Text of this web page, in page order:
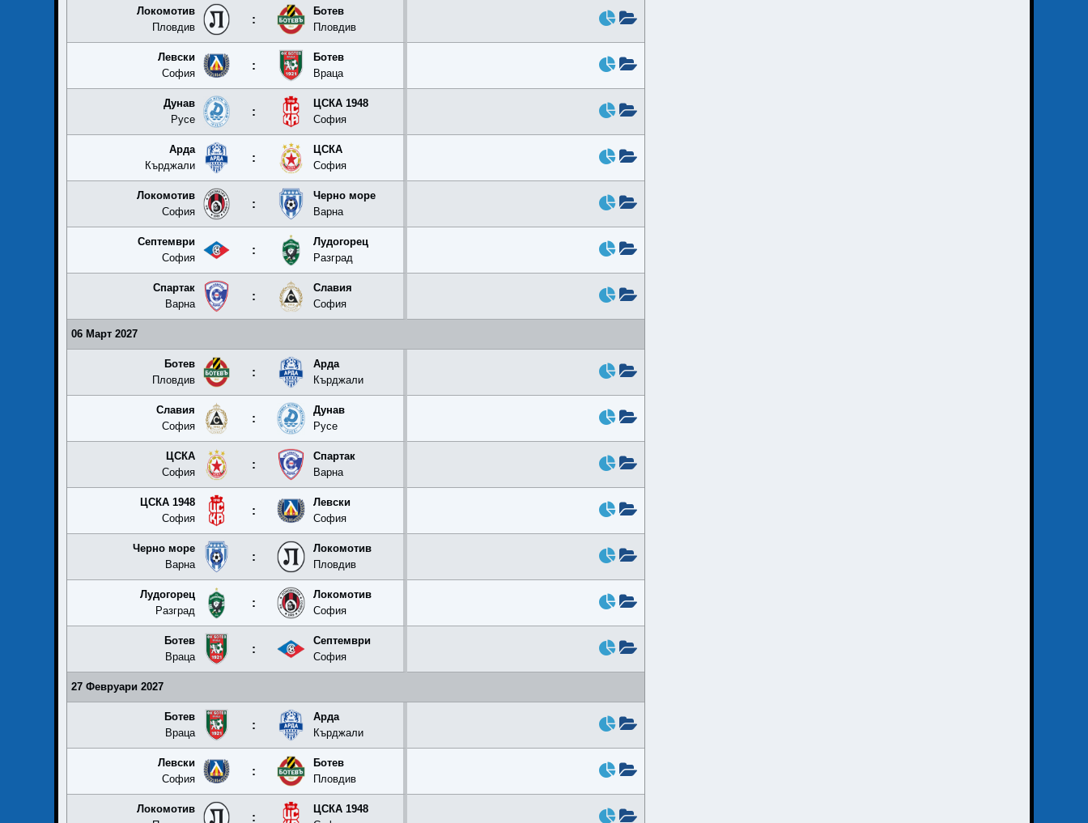
Локомотив
Пловдив
:
Ботев
Пловдив
Левски
София
:
Ботев
Враца
Дунав
Русе
:
ЦСКА 1948
София
Арда
Кърджали
:
ЦСКА
София
Локомотив
София
:
Черно море
Варна
Септември
София
:
Лудогорец
Разград
Спартак
Варна
:
Славия
София
06 Март 2027
Ботев
Пловдив
:
Арда
Кърджали
Славия
София
:
Дунав
Русе
ЦСКА
София
:
Спартак
Варна
ЦСКА 1948
София
:
Левски
София
Черно море
Варна
:
Локомотив
Пловдив
Лудогорец
Разград
:
Локомотив
София
Ботев
Враца
:
Септември
София
27 Февруари 2027
Ботев
Враца
:
Арда
Кърджали
Левски
София
:
Ботев
Пловдив
Локомотив
:
ЦСКА 1948